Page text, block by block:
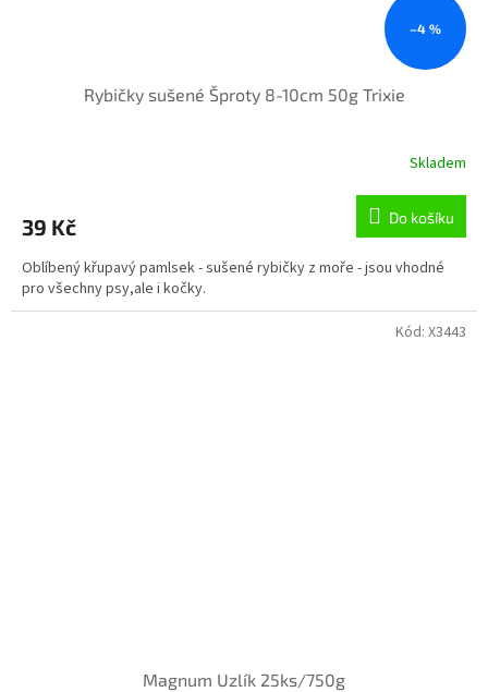
–4 %
Rybičky sušené Šproty 8-10cm 50g Trixie
Skladem
39 Kč Do košíku
Oblíbený křupavý pamlsek - sušené rybičky z moře - jsou vhodné
pro všechny psy,ale i kočky.
Magnum Uzlík 25ks/750g
Kód: X3443